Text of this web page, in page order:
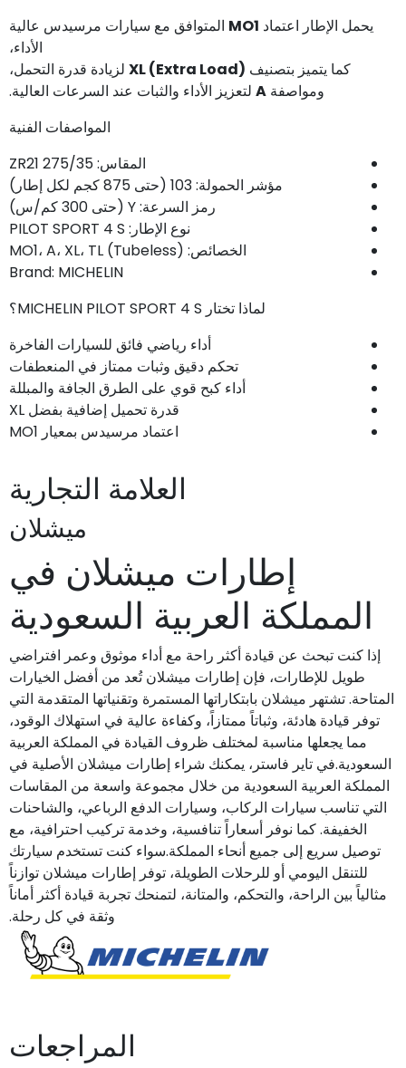
يحمل الإطار اعتماد MO1 المتوافق مع سيارات مرسيدس عالية
الأداء،
كما يتميز بتصنيف XL (Extra Load) لزيادة قدرة التحمل،
ومواصفة A لتعزيز الأداء والثبات عند السرعات العالية.
المواصفات الفنية
المقاس: 275/35 ZR21
مؤشر الحمولة: 103 (حتى 875 كجم لكل إطار)
رمز السرعة: Y (حتى 300 كم/س)
نوع الإطار: PILOT SPORT 4 S
الخصائص: MO1، A، XL، TL (Tubeless)
Brand: MICHELIN
لماذا تختار MICHELIN PILOT SPORT 4 S؟
أداء رياضي فائق للسيارات الفاخرة
تحكم دقيق وثبات ممتاز في المنعطفات
أداء كبح قوي على الطرق الجافة والمبللة
قدرة تحميل إضافية بفضل XL
اعتماد مرسيدس بمعيار MO1
العلامة التجارية
ميشلان
إطارات ميشلان في
المملكة العربية السعودية
إذا كنت تبحث عن قيادة أكثر راحة مع أداء موثوق وعمر افتراضي
طويل للإطارات، فإن إطارات ميشلان تُعد من أفضل الخيارات
المتاحة. تشتهر ميشلان بابتكاراتها المستمرة وتقنياتها المتقدمة التي
توفر قيادة هادئة، وثباتاً ممتازاً، وكفاءة عالية في استهلاك الوقود،
مما يجعلها مناسبة لمختلف ظروف القيادة في المملكة العربية
السعودية.في تاير فاستر، يمكنك شراء إطارات ميشلان الأصلية في
المملكة العربية السعودية من خلال مجموعة واسعة من المقاسات
التي تناسب سيارات الركاب، وسيارات الدفع الرباعي، والشاحنات
الخفيفة. كما نوفر أسعاراً تنافسية، وخدمة تركيب احترافية، مع
توصيل سريع إلى جميع أنحاء المملكة.سواء كنت تستخدم سيارتك
للتنقل اليومي أو للرحلات الطويلة، توفر إطارات ميشلان توازناً
مثالياً بين الراحة، والتحكم، والمتانة، لتمنحك تجربة قيادة أكثر أماناً
وثقة في كل رحلة.
المراجعات